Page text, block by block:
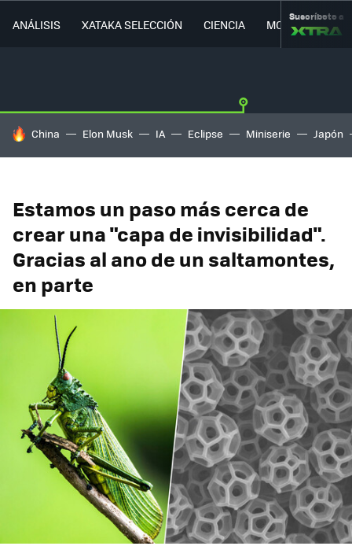
ANÁLISIS XATAKA SELECCIÓN CIENCIA MOVILIDAD
Suscríbete a
HOY SE HABLA DE
China Elon Musk IA Eclipse Miniserie Japón
Estamos un paso más cerca de
crear una "capa de invisibilidad".
Gracias al ano de un saltamontes,
en parte